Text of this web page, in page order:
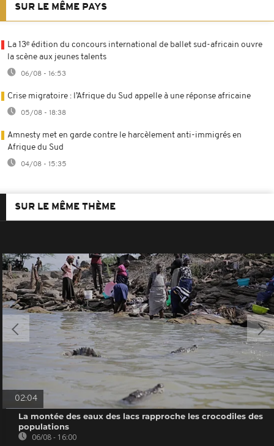
SUR LE MÊME PAYS
La 13ᵉ édition du concours international de ballet sud-africain ouvre
la scène aux jeunes talents
06/08 - 16:53
Crise migratoire : l’Afrique du Sud appelle à une réponse africaine
05/08 - 18:38
Amnesty met en garde contre le harcèlement anti-immigrés en
Afrique du Sud
04/08 - 15:35
SUR LE MÊME THÈME
02:04
La montée des eaux des lacs rapproche les crocodiles des
populations
06/08 - 16:00